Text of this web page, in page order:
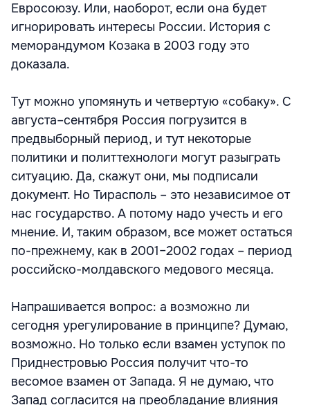
Евросоюзу. Или, наоборот, если она будет
игнорировать интересы России. История с
меморандумом Козака в 2003 году это
доказала.
Тут можно упомянуть и четвертую «собаку». С
августа–сентября Россия погрузится в
предвыборный период, и тут некоторые
политики и политтехнологи могут разыграть
ситуацию. Да, скажут они, мы подписали
документ. Но Тирасполь – это независимое от
нас государство. А потому надо учесть и его
мнение. И, таким образом, все может остаться
по-прежнему, как в 2001–2002 годах – период
российско-молдавского медового месяца.
Напрашивается вопрос: а возможно ли
сегодня урегулирование в принципе? Думаю,
возможно. Но только если взамен уступок по
Приднестровью Россия получит что-то
весомое взамен от Запада. Я не думаю, что
Запад согласится на преобладание влияния